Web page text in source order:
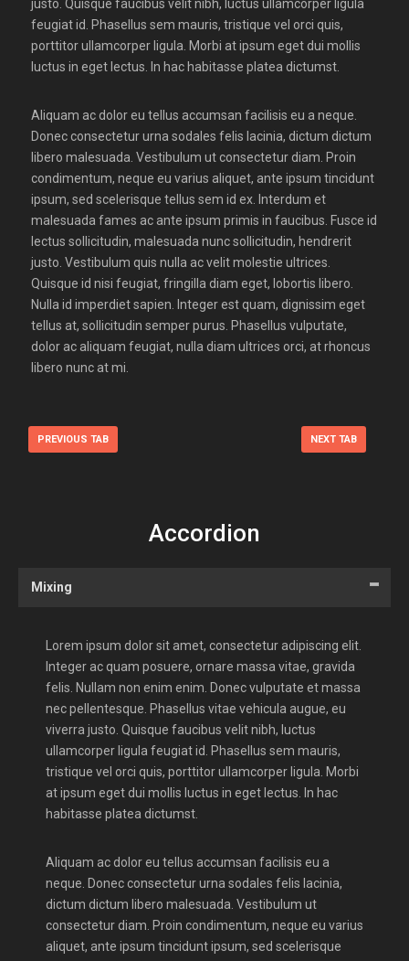
justo. Quisque faucibus velit nibh, luctus ullamcorper ligula
feugiat id. Phasellus sem mauris, tristique vel orci quis,
porttitor ullamcorper ligula. Morbi at ipsum eget dui mollis
luctus in eget lectus. In hac habitasse platea dictumst.
Aliquam ac dolor eu tellus accumsan facilisis eu a neque.
Donec consectetur urna sodales felis lacinia, dictum dictum
libero malesuada. Vestibulum ut consectetur diam. Proin
condimentum, neque eu varius aliquet, ante ipsum tincidunt
ipsum, sed scelerisque tellus sem id ex. Interdum et
malesuada fames ac ante ipsum primis in faucibus. Fusce id
lectus sollicitudin, malesuada nunc sollicitudin, hendrerit
justo. Vestibulum quis nulla ac velit molestie ultrices.
Quisque id nisi feugiat, fringilla diam eget, lobortis libero.
Nulla id imperdiet sapien. Integer est quam, dignissim eget
tellus at, sollicitudin semper purus. Phasellus vulputate,
dolor ac aliquam feugiat, nulla diam ultrices orci, at rhoncus
libero nunc at mi.
PREVIOUS TAB NEXT TAB
Accordion
Mixing
Lorem ipsum dolor sit amet, consectetur adipiscing elit.
Integer ac quam posuere, ornare massa vitae, gravida
felis. Nullam non enim enim. Donec vulputate et massa
nec pellentesque. Phasellus vitae vehicula augue, eu
viverra justo. Quisque faucibus velit nibh, luctus
ullamcorper ligula feugiat id. Phasellus sem mauris,
tristique vel orci quis, porttitor ullamcorper ligula. Morbi
at ipsum eget dui mollis luctus in eget lectus. In hac
habitasse platea dictumst.
Aliquam ac dolor eu tellus accumsan facilisis eu a
neque. Donec consectetur urna sodales felis lacinia,
dictum dictum libero malesuada. Vestibulum ut
consectetur diam. Proin condimentum, neque eu varius
aliquet, ante ipsum tincidunt ipsum, sed scelerisque